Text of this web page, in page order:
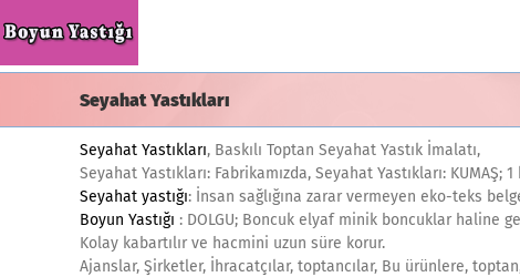
to
Seyahat Yastıkları
Seyahat Yastıkları, Baskılı Toptan Seyahat Yastık İmalatı,
Seyahat Yastıkları: Fabrikamızda, Seyahat Yastıkları: KUMAŞ;
Seyahat yastığı: İnsan sağlığına zarar vermeyen eko-teks
Boyun Yastığı : DOLGU; Boncuk elyaf minik boncuklar haline
Kolay kabartılır ve hacmini uzun süre korur.
Ajanslar, Şirketler, İhracatçılar, toptancılar, Bu ürünlere,